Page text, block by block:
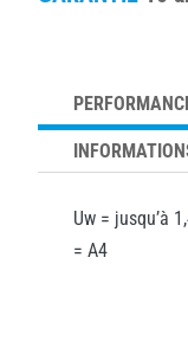
Uw = jusqu’à
= A4